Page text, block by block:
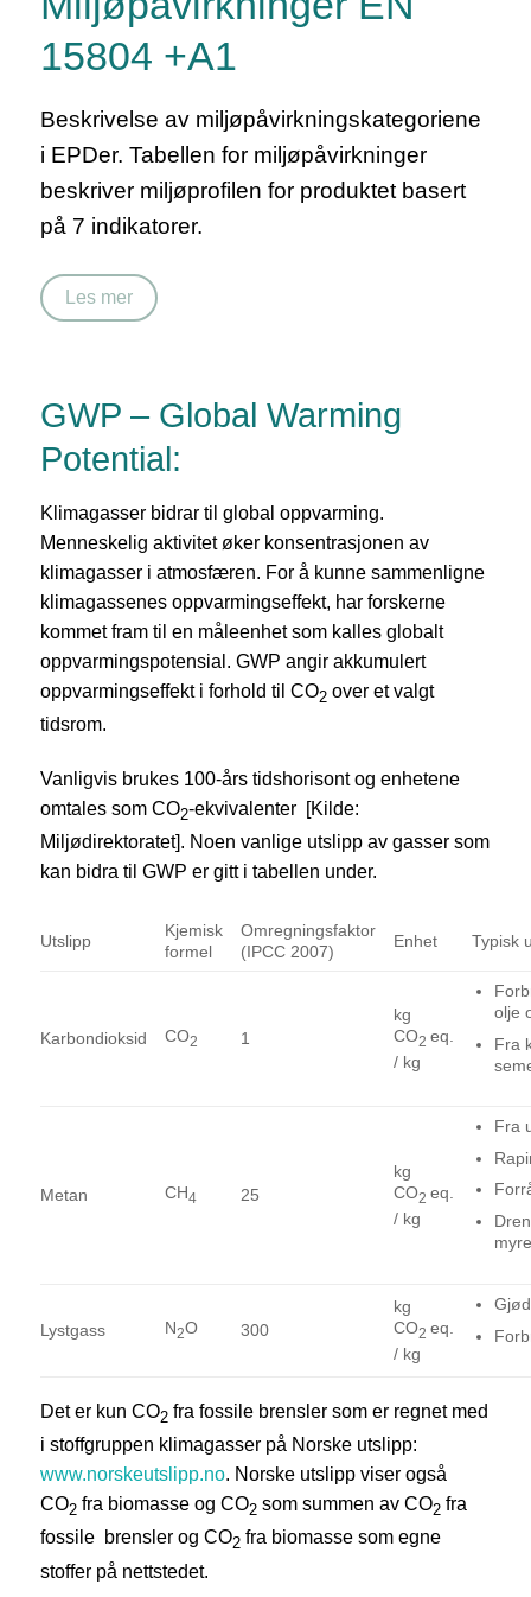
15804 +A1
Beskrivelse av miljøpåvirkningskategoriene
i EPDer. Tabellen for miljøpåvirkninger
beskriver miljøprofilen for produktet basert
på 7 indikatorer.
Les mer
GWP – Global Warming
Potential:
Klimagasser bidrar til global oppvarming.
Menneskelig aktivitet øker konsentrasjonen av
klimagasser i atmosfæren. For å kunne sammenligne
klimagassenes oppvarmingseffekt, har forskerne
kommet fram til en måleenhet som kalles globalt
oppvarmingspotensial. GWP angir akkumulert
oppvarmingseffekt i forhold til CO2over et valgt
tidsrom.
Vanligvis brukes 100-års tidshorisont og enhetene
omtales som CO2-ekvivalenter [Kilde:
Miljødirektoratet]. Noen vanlige utslipp av gasser som
kan bidra til GWP er gitt i tabellen under.
Utslipp
Kjemisk
formel
Omregningsfaktor
(IPCC 2007)
Enhet Typisk
Karbondioksid CO2 1
kg
CO2 eq.
/ kg
olje
Fra
Metan CH4 25
kg
CO2 eq.
/ kg
Fra
Lystgass N2O 300
kg
CO2 eq.
/ kg
Det er kun CO2fra fossile brensler som er regnet med
i stoffgruppen klimagasser på Norske utslipp:
www.norskeutslipp.no. Norske utslipp viser også
CO2fra biomasse og CO2som summen av CO2fra
fossile brensler og CO2fra biomasse som egne
stoffer på nettstedet.